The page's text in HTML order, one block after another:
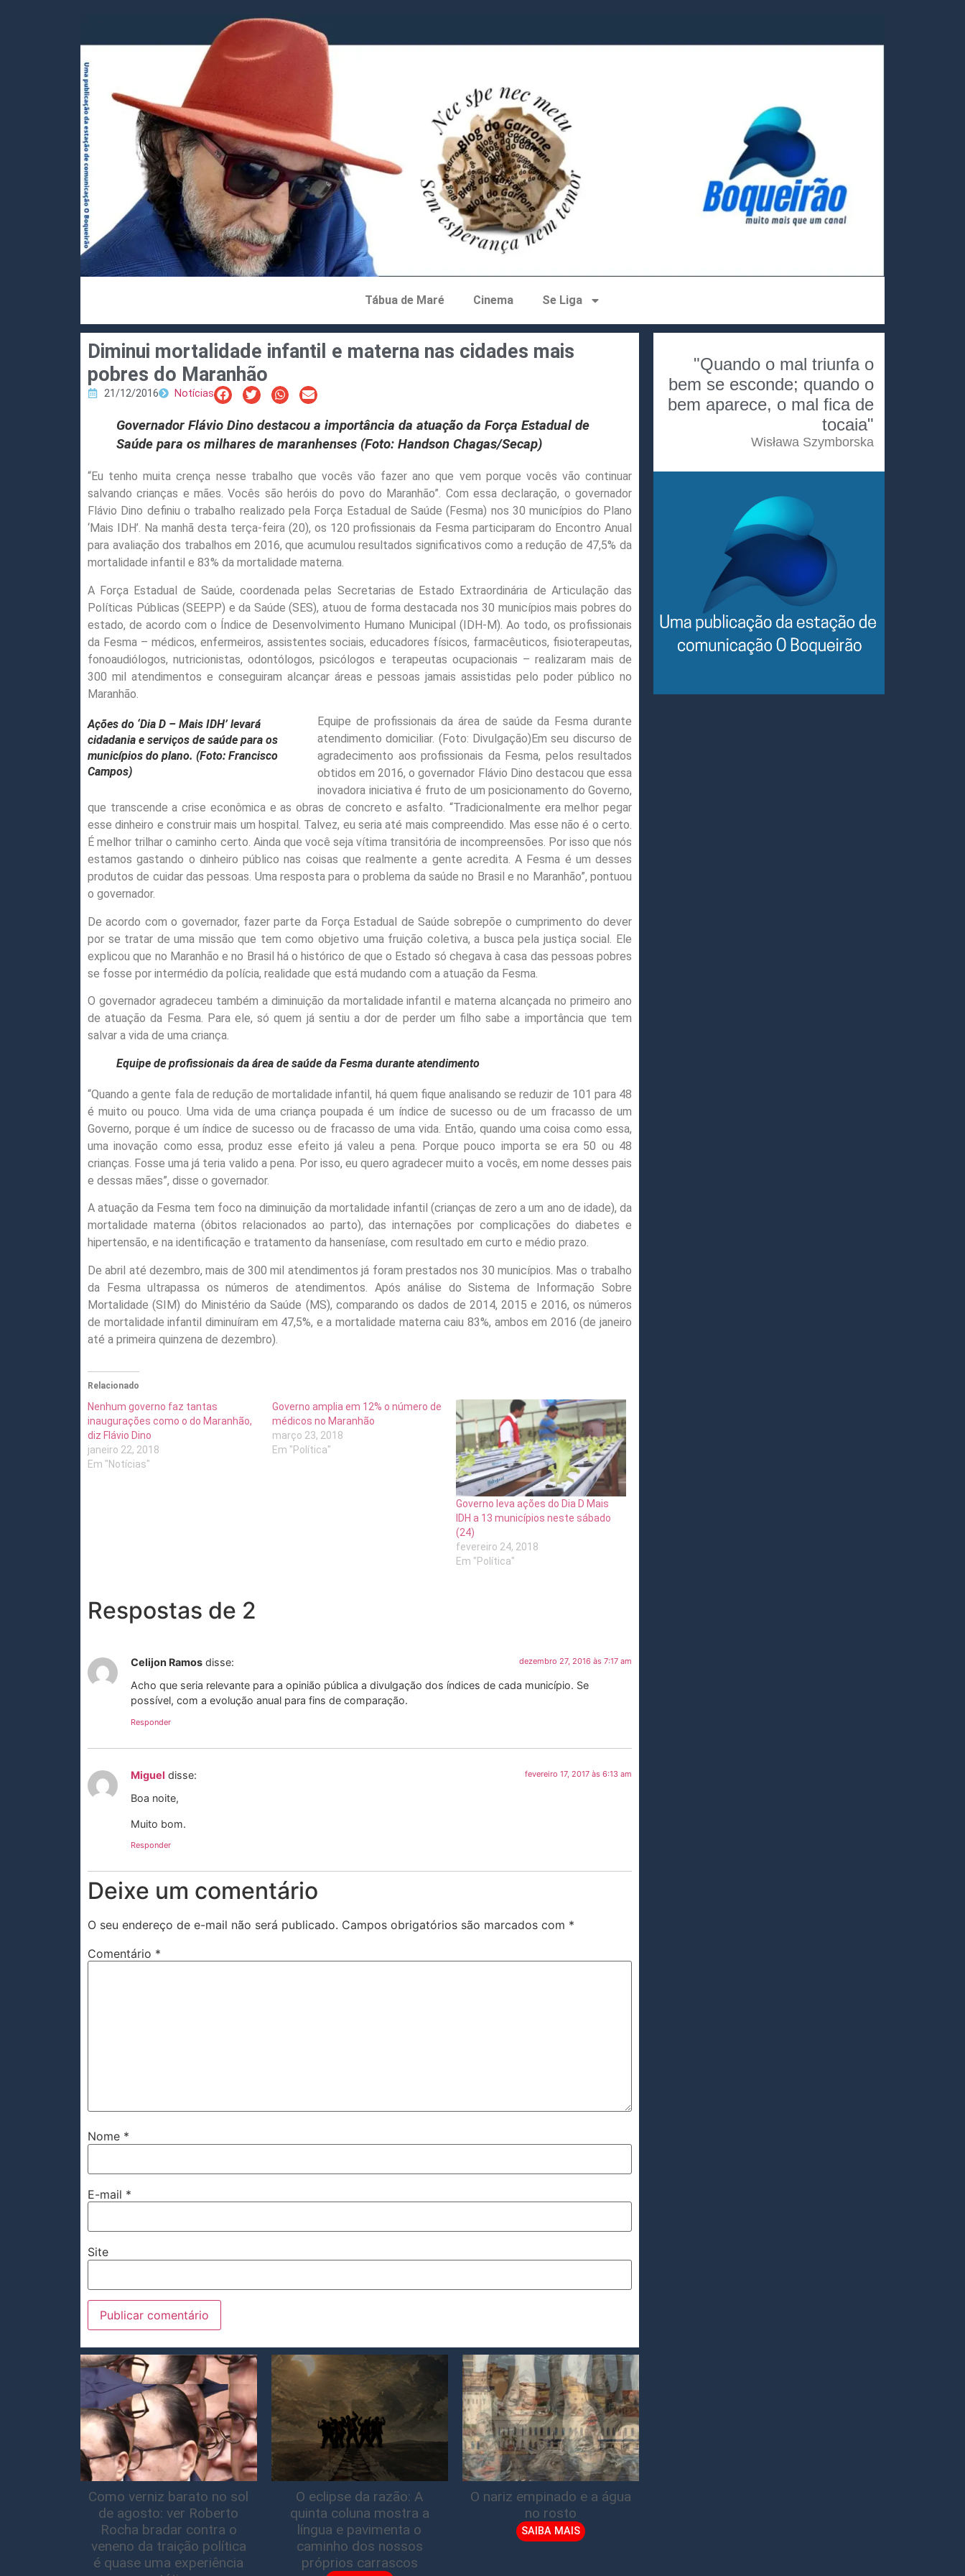
Tábua de Maré Cinema Se Liga
Diminui mortalidade infantil e materna nas cidades mais
pobres do Maranhão
21/12/2016 Notícias
Governador Flávio Dino destacou a importância da atuação da Força Estadual de
Saúde para os milhares de maranhenses (Foto: Handson Chagas/Secap)
“Eu tenho muita crença nesse trabalho que vocês vão fazer ano que vem porque vocês vão continuar
salvando crianças e mães. Vocês são heróis do povo do Maranhão”. Com essa declaração, o governador
Flávio Dino definiu o trabalho realizado pela Força Estadual de Saúde (Fesma) nos 30 municípios do Plano
‘Mais IDH’. Na manhã desta terça-feira (20), os 120 profissionais da Fesma participaram do Encontro Anual
para avaliação dos trabalhos em 2016, que acumulou resultados significativos como a redução de 47,5% da
mortalidade infantil e 83% da mortalidade materna.
A Força Estadual de Saúde, coordenada pelas Secretarias de Estado Extraordinária de Articulação das
Políticas Públicas (SEEPP) e da Saúde (SES), atuou de forma destacada nos 30 municípios mais pobres do
estado, de acordo com o Índice de Desenvolvimento Humano Municipal (IDH-M). Ao todo, os profissionais
da Fesma – médicos, enfermeiros, assistentes sociais, educadores físicos, farmacêuticos, fisioterapeutas,
fonoaudiólogos, nutricionistas, odontólogos, psicólogos e terapeutas ocupacionais – realizaram mais de
300 mil atendimentos e conseguiram alcançar áreas e pessoas jamais assistidas pelo poder público no
Maranhão.
Ações do ‘Dia D – Mais IDH’ levará
cidadania e serviços de saúde para os
municípios do plano. (Foto: Francisco
Campos)
Equipe de profissionais da área de saúde da Fesma durante
atendimento domiciliar. (Foto: Divulgação)Em seu discurso de
agradecimento aos profissionais da Fesma, pelos resultados
obtidos em 2016, o governador Flávio Dino destacou que essa
inovadora iniciativa é fruto de um posicionamento do Governo,
que transcende a crise econômica e as obras de concreto e asfalto. “Tradicionalmente era melhor pegar
esse dinheiro e construir mais um hospital. Talvez, eu seria até mais compreendido. Mas esse não é o certo.
É melhor trilhar o caminho certo. Ainda que você seja vítima transitória de incompreensões. Por isso que nós
estamos gastando o dinheiro público nas coisas que realmente a gente acredita. A Fesma é um desses
produtos de cuidar das pessoas. Uma resposta para o problema da saúde no Brasil e no Maranhão”, pontuou
o governador.
De acordo com o governador, fazer parte da Força Estadual de Saúde sobrepõe o cumprimento do dever
por se tratar de uma missão que tem como objetivo uma fruição coletiva, a busca pela justiça social. Ele
explicou que no Maranhão e no Brasil há o histórico de que o Estado só chegava à casa das pessoas pobres
se fosse por intermédio da polícia, realidade que está mudando com a atuação da Fesma.
O governador agradeceu também a diminuição da mortalidade infantil e materna alcançada no primeiro ano
de atuação da Fesma. Para ele, só quem já sentiu a dor de perder um filho sabe a importância que tem
salvar a vida de uma criança.
Equipe de profissionais da área de saúde da Fesma durante atendimento
“Quando a gente fala de redução de mortalidade infantil, há quem fique analisando se reduzir de 101 para 48
é muito ou pouco. Uma vida de uma criança poupada é um índice de sucesso ou de um fracasso de um
Governo, porque é um índice de sucesso ou de fracasso de uma vida. Então, quando uma coisa como essa,
uma inovação como essa, produz esse efeito já valeu a pena. Porque pouco importa se era 50 ou 48
crianças. Fosse uma já teria valido a pena. Por isso, eu quero agradecer muito a vocês, em nome desses pais
e dessas mães”, disse o governador.
A atuação da Fesma tem foco na diminuição da mortalidade infantil (crianças de zero a um ano de idade), da
mortalidade materna (óbitos relacionados ao parto), das internações por complicações do diabetes e
hipertensão, e na identificação e tratamento da hanseníase, com resultado em curto e médio prazo.
De abril até dezembro, mais de 300 mil atendimentos já foram prestados nos 30 municípios. Mas o trabalho
da Fesma ultrapassa os números de atendimentos. Após análise do Sistema de Informação Sobre
Mortalidade (SIM) do Ministério da Saúde (MS), comparando os dados de 2014, 2015 e 2016, os números
de mortalidade infantil diminuíram em 47,5%, e a mortalidade materna caiu 83%, ambos em 2016 (de janeiro
até a primeira quinzena de dezembro).
Relacionado
Nenhum governo faz tantas
inaugurações como o do Maranhão,
diz Flávio Dino
janeiro 22, 2018
Em "Notícias"
Governo amplia em 12% o número de
médicos no Maranhão
março 23, 2018
Em "Política"
Governo leva ações do Dia D Mais
IDH a 13 municípios neste sábado
(24)
fevereiro 24, 2018
Em "Política"
Respostas de 2
Celijon Ramos disse: dezembro 27, 2016 às 7:17 am
Acho que seria relevante para a opinião pública a divulgação dos índices de cada município. Se
possível, com a evolução anual para fins de comparação.
Responder
Miguel disse: fevereiro 17, 2017 às 6:13 am
Boa noite,
Muito bom.
Responder
Deixe um comentário
O seu endereço de e-mail não será publicado. Campos obrigatórios são marcados com *
Comentário *
Nome *
E-mail *
Site
Como verniz barato no sol
de agosto: ver Roberto
Rocha bradar contra o
veneno da traição política
é quase uma experiência
O eclipse da razão: A
quinta coluna mostra a
língua e pavimenta o
caminho dos nossos
próprios carrascos
O nariz empinado e a água
no rosto
SAIBA MAIS
"Quando o mal triunfa o
bem se esconde; quando o
bem aparece, o mal fica de
tocaia"
Wisława Szymborska